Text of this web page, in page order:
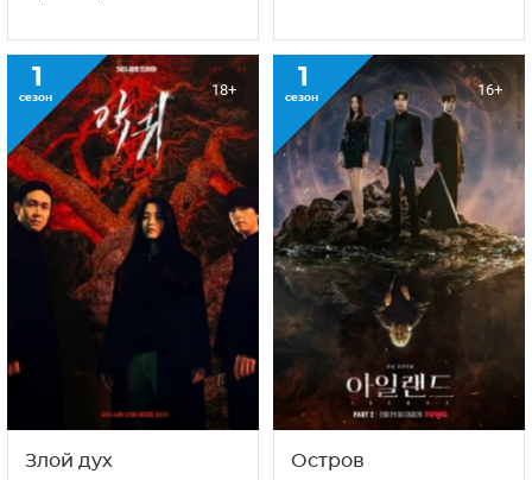
1
сезон 18+
Злой дух
1
сезон 16+
Остров